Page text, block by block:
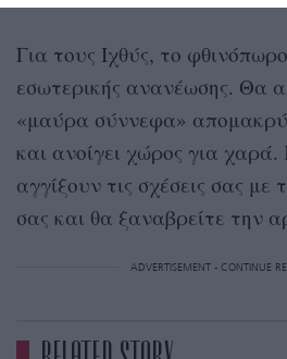
Για τους Ιχθύς, το
εσωτερικής ανανέωσης. Θα
«μαύρα σύννεφα»
και ανοίγει χώρος για χαρά.
αγγίξουν τις σχέσεις σας
σας και θα ξαναβρείτε την
ADVERTISEMENT - CONTINUE